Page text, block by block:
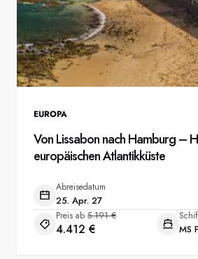
EUROPA
Von Lissabon nach Hamburg –
europäischen Atlantikküste
Abreisedatum
25. Apr. 27
Preis ab 5.191 €
4.412 € MS